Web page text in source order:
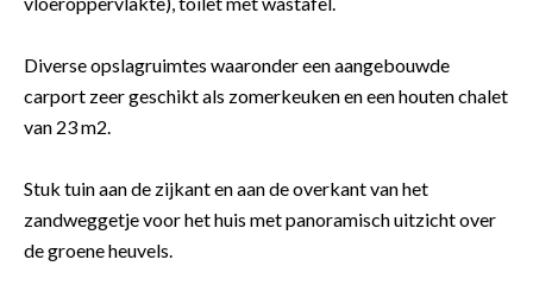
Diverse opslagruimtes waaronder een aangebouwde
carport zeer geschikt als zomerkeuken en een houten chalet
van 23 m2.
Stuk tuin aan de zijkant en aan de overkant van het
zandweggetje voor het huis met panoramisch uitzicht over
de groene heuvels.